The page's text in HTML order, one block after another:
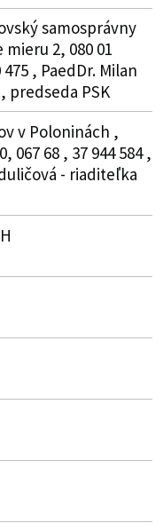
samosprávny
2, 080 01
, PaedDr. Milan
predseda PSK
v Poloninách ,
067 68 , 37 944 584 ,
- riaditeľka